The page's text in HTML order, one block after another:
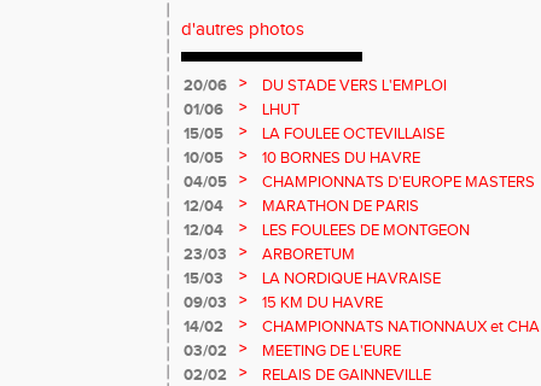
d'autres photos
20/06 >
DU STADE VERS L'EMPLOI
01/06
>
LHUT
15/05
>
LA FOULEE OCTEVILLAISE
10/05
>
10 BORNES DU HAVRE
04/05
>
CHAMPIONNATS D'EUROPE MASTERS
12/04
>
MARATHON DE PARIS
12/04
>
LES FOULEES DE MONTGEON
23/03
>
ARBORETUM
15/03
>
LA NORDIQUE HAVRAISE
09/03
>
15 KM DU HAVRE
14/02
>
CHAMPIONNATS NATIONNAUX et
MASTERS
03/02 >
MEETING DE L'EURE
02/02
>
RELAIS DE GAINNEVILLE